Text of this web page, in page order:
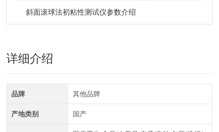
斜面滚球法初粘性测试仪参数介绍
详细介绍
品牌 其他品牌
产地类别 国产